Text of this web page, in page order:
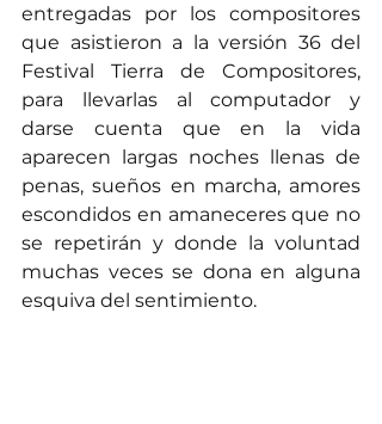
entregadas por los compositores
que asistieron a la versión 36 del
Festival Tierra de Compositores,
para llevarlas al computador y
darse cuenta que en la vida
aparecen largas noches llenas de
penas, sueños en marcha, amores
escondidos en amaneceres que no
se repetirán y donde la voluntad
muchas veces se dona en alguna
esquiva del sentimiento.